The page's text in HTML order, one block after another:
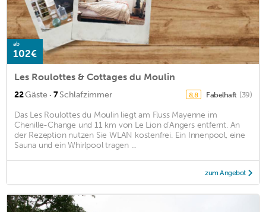
ab
102€
Les Roulottes & Cottages du Moulin
22Gäste · 7Schlafzimmer 8,8 Fabelhaft (39)
Das Les Roulottes du Moulin liegt am Fluss Mayenne im
Chenille-Change und 11 km von Le Lion d'Angers entfernt. An
der Rezeption nutzen Sie WLAN kostenfrei. Ein Innenpool, eine
Sauna und ein Whirlpool tragen ...
zum Angebot